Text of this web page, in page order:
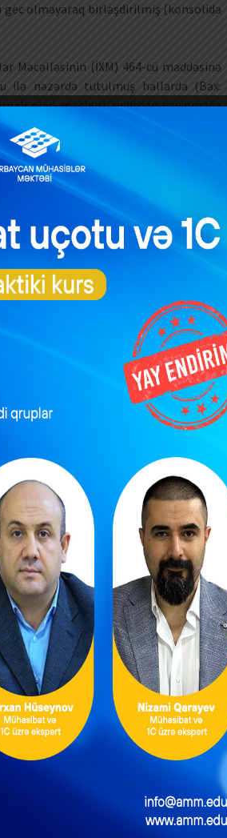
gec olmayaraq birləşdirilmiş (konsolidə
Məcəlləsinin (İXM) 464-cü maddəsinə
ilə nəzərdə tutulmuş hallarda (Bax:
olan məcburi auditdən yayınmağa
şəxslər min beş yüz manatdan iki min
ci maddəsinə əsasən Mühasibat
edilmiş) maliyyə hesabatlarının və
edilməli olan digər hesabat və
hesabatlarda və qanuna əsasən tələb
həmçinin, uçot sənədlərinin
habelə “Mühasibat uçotu haqqında”
aparılmamasına görə – vəzifəli
beş yüz manatdan iki min manatadək
cəlb edilir?
NEXT POST
hansı vergi öhdəliyi yaranır?